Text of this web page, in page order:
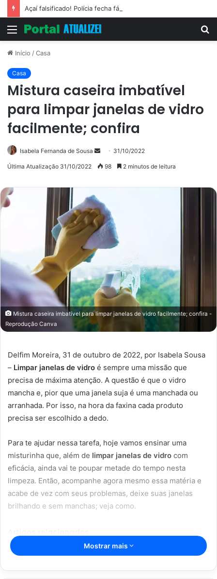
Açaí falsificado! Polícia fecha fábrica em Várzea Grande
Menu
Início /Casa
Casa
Mistura caseira imbatível
para limpar janelas de vidro
facilmente; confira
Isabela Fernanda de Sousa
Mande
um
31/10/2022
Última Atualização 31/10/2022 98 2 minutos de leitura
Mistura caseira imbatível para limpar janelas de vidro facilmente; confira -
Reprodução Canva
Delfim Moreira, 31 de outubro de 2022, por Isabela Sousa
– Limpar janelas de vidro é sempre uma missão que
precisa de máxima atenção. A questão é que o vidro
mancha e, pior que uma janela suja é uma manchada ou
arranhada. Por isso, na hora da faxina cada produto
precisa ser escolhido a dedo.
Para te ajudar nessa tarefa, hoje vamos ensinar uma
misturinha que, além de limpar janelas de vidro com
eficácia, ainda vai te poupar metade do tempo nesta
limpeza. Então, acompanhe agora mesmo essa matéria e
acabe de vez com seus problemas, deixe suas janelas
brilhando e sem manchas; veja como.
perfumar sua casa com ingredientes
Mostrar mais